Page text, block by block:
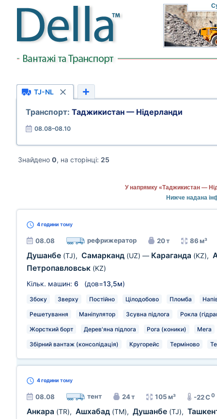
TJ-NL
Транспорт: Таджикистан — Нідерланди
08.08–08.10
Знайдено 0, на сторінці: 25
У напрямку «Таджикистан —
Нижче надана
4 години тому
08.08 рефрижератор 20 т 86 м³
Душанбе (TJ), Самарканд (UZ) — Караганда (KZ),
Петропавловськ (KZ)
Кільк. машин: 6 (дов=13,5м)
Збоку Зверху Постійно Цілодобово Пломба
Решетування Маніпулятор Зсувна підлога Рокла
Жорсткий борт Дерев'яна підлога Рога (коники) Мега
Збірний вантаж (консолідація) Кругорейс Терміново
4 години тому
08.08 тент 24 т 105 м³ -22 C0
Анкара (TR), Ашхабад (TM), Душанбе (TJ),